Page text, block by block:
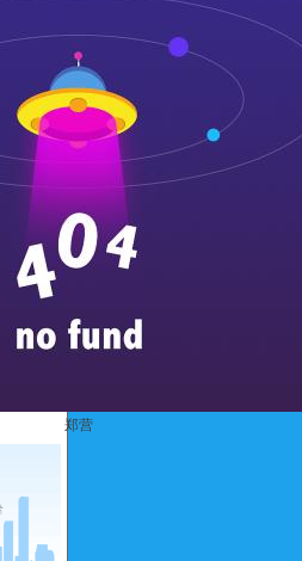
郑营